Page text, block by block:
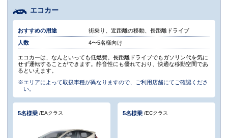
エコカー
おすすめの用途
街乗り、近距離の移動、長距離ドライブ
人数
4〜5名様向け
エコカーは、なんといっても低燃費。長距離ドライブでもガソリン代を気に
せず運転することができます。静音性にも優れており、快適な移動空間であ
るといえます。
※エリアによって取扱車種が異なりますので、ご利用店舗にてご確認くださ
い。
5名様乗 /EAクラス 5名様乗 /ECクラス